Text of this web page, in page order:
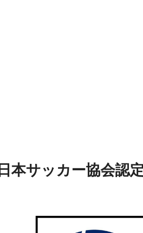
日本サッカー協会認